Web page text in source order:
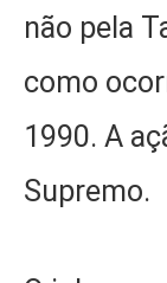
não pela
como
1990. A
Supremo.